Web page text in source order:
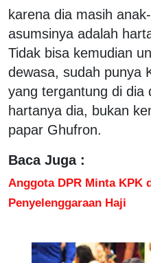
karena dia masih
asumsinya adalah
Tidak bisa kemudian
dewasa, sudah punya
yang tergantung di dia
hartanya dia, bukan
papar Ghufron.
Baca Juga :
Anggota DPR Minta KPK
Penyelenggaraan Haji